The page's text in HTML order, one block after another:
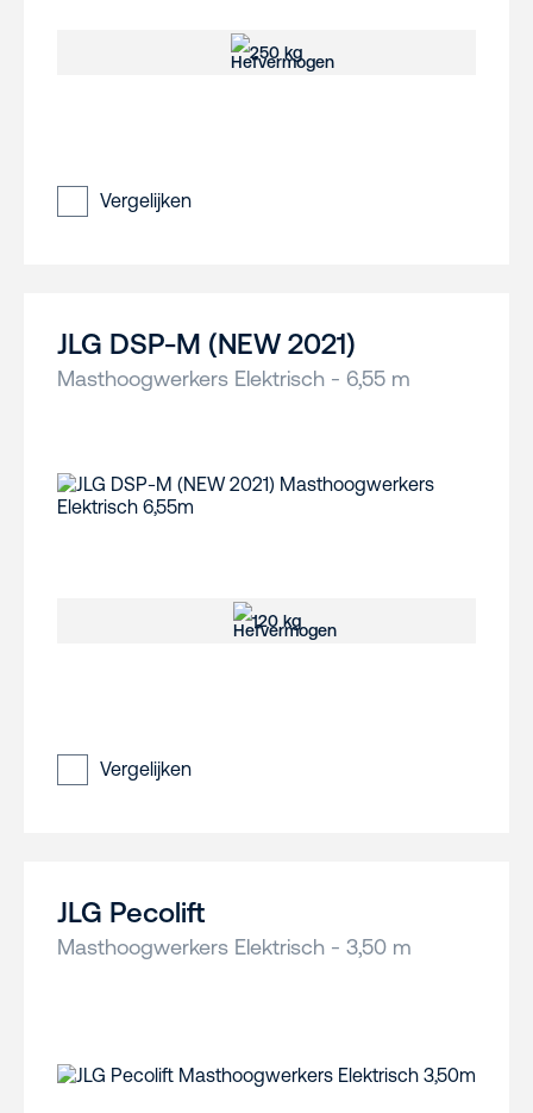
250 kg
Vergelijken
JLG DSP-M (NEW 2021)
Masthoogwerkers Elektrisch - 6,55 m
120 kg
Vergelijken
JLG Pecolift
Masthoogwerkers Elektrisch - 3,50 m